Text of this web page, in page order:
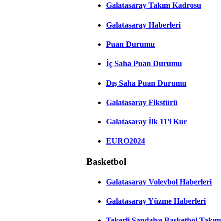
Galatasaray Takım Kadrosu
Galatasaray Haberleri
Puan Durumu
İç Saha Puan Durumu
Dış Saha Puan Durumu
Galatasaray Fikstürü
Galatasaray İlk 11'i Kur
EURO2024
Basketbol
Galatasaray Voleybol Haberleri
Galatasaray Yüzme Haberleri